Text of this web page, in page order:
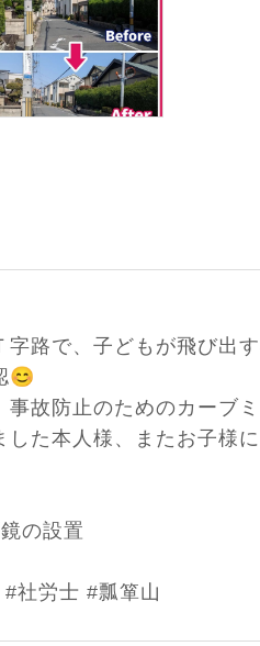
字路で、子どもが飛び出
😊
事故防止のためのカーブ
した本人様、またお子様
の設置
#社労士 #瓢箪山